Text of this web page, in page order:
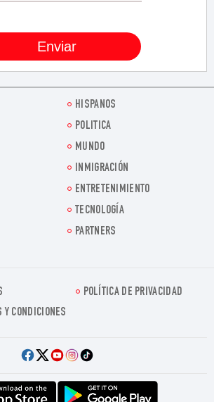
HISPANOS
POLITICA
MUNDO
INMIGRACIÓN
ENTRETENIMIENTO
TECNOLOGÍA
PARTNERS
POLÍTICA DE PRIVACIDAD
Y CONDICIONES